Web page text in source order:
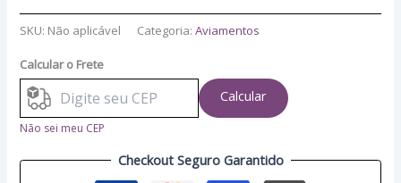
SKU: Não aplicável Categoria:Aviamentos
Calcular o Frete
Calcular
Não sei meu CEP
Checkout Seguro Garantido